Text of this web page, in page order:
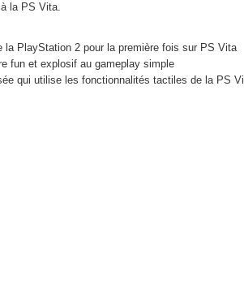
la PS Vita.
la PlayStation 2 pour la première fois sur PS Vita
fun et explosif au gameplay simple
qui utilise les fonctionnalités tactiles de la PS